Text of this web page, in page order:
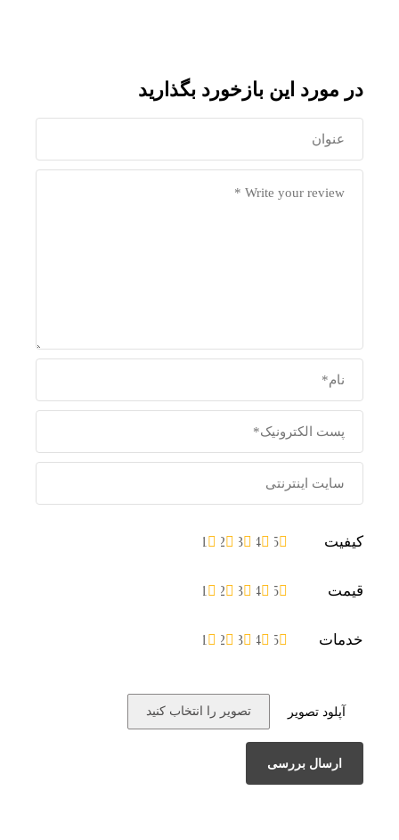
در مورد این بازخورد بگذارید
کیفیت 5
4
3
2
1
قیمت 5
4
3
2
1
خدمات 5
4
3
2
1
آپلود تصویر تصویر را انتخاب کنید